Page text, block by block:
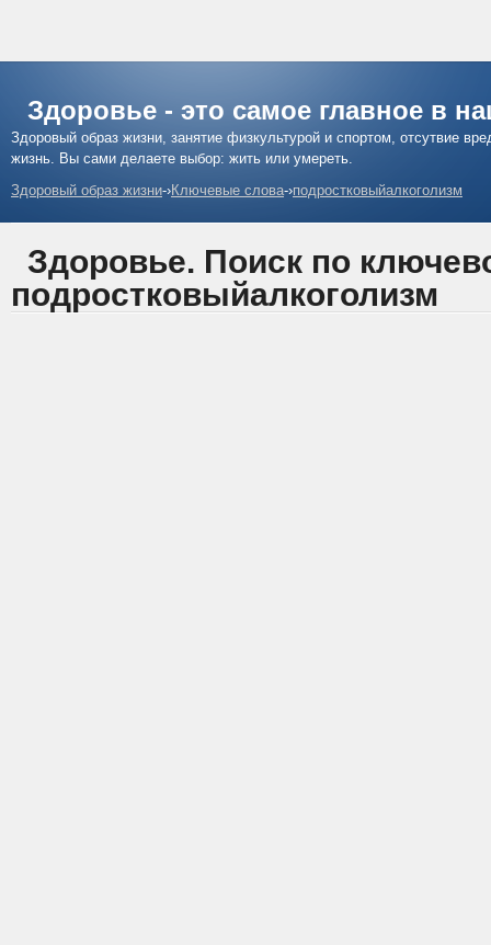
Здоровье - это самое главное в
Здоровый образ жизни, занятие физкультурой и спортом, отсутвие
жизнь. Вы сами делаете выбор: жить или умереть.
Здоровый образ жизни-›Ключевые слова-›подростковыйалкоголизм
Здоровье. Поиск по
подростковыйалкоголизм